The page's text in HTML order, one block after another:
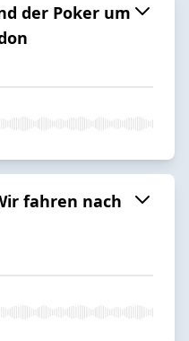
der Poker um
fahren nach